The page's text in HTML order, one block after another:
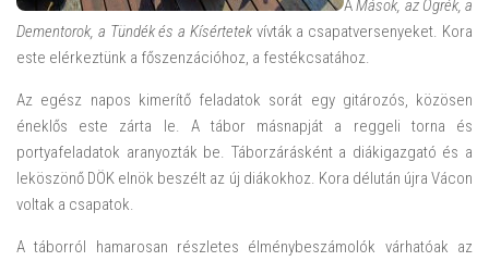
AMások, az Ogrék, a
Dementorok, a Tündék és a Kísértetekvívták a csapatversenyeket. Kora
este elérkeztünk a főszenzációhoz, a festékcsatához.
Az egész napos kimerítő feladatok sorát egy gitározós, közösen
éneklős este zárta le. A tábor másnapját a reggeli torna és
portyafeladatok aranyozták be. Táborzárásként a diákigazgató és a
leköszönő DÖK elnök beszélt az új diákokhoz. Kora délután újra Vácon
voltak a csapatok.
A táborról hamarosan részletes élménybeszámolók várhatóak az